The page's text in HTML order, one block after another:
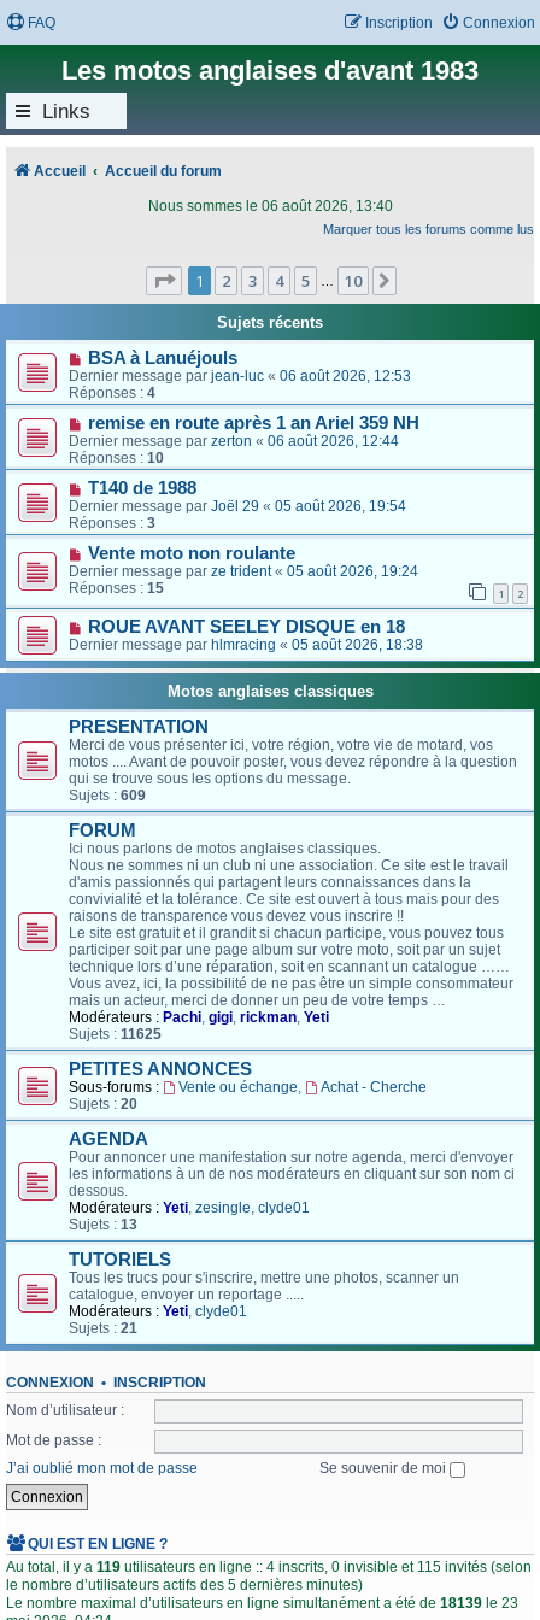
FAQ Connexion
Inscription
Les motos anglaises d'avant 1983
Links
Accueil Accueil du forum
Nous sommes le 06 août 2026, 13:40
Marquer tous les forums comme lus
Page 1sur
1 2 3 4 5 10
Sujets récents
BSA à Lanuéjouls
Dernier message par jean-luc « 06 août 2026, 12:53
Réponses : 4
remise en route après 1 an Ariel 359 NH
Dernier message par zerton « 06 août 2026, 12:44
Réponses : 10
T140 de 1988
Dernier message par Joël 29 « 05 août 2026, 19:54
Réponses : 3
Vente moto non roulante
Dernier message par ze trident« 05 août 2026, 19:24
Réponses : 15 1 2
ROUE AVANT SEELEY DISQUE en 18
Dernier message par hlmracing « 05 août 2026, 18:38
Motos anglaises classiques
PRESENTATION
Merci de vous présenter ici, votre région, votre vie de motard, vos
motos .... Avant de pouvoir poster, vous devez répondre à la question
qui se trouve sous les options du message.
Sujets : 609
FORUM
Ici nous parlons de motos anglaises classiques.
Nous ne sommes ni un club ni une association. Ce site est le travail
d'amis passionnés qui partagent leurs connaissances dans la
convivialité et la tolérance. Ce site est ouvert à tous mais pour des
raisons de transparence vous devez vous inscrire !!
Le site est gratuit et il grandit si chacun participe, vous pouvez tous
participer soit par une page album sur votre moto, soit par un sujet
technique lors d’une réparation, soit en scannant un catalogue ……
Vous avez, ici, la possibilité de ne pas être un simple consommateur
mais un acteur, merci de donner un peu de votre temps …
Modérateurs : Pachi, gigi, rickman, Yeti
Sujets : 11625
PETITES ANNONCES
Sous-forums : Vente ou échange,
Achat - Cherche
Sujets : 20
AGENDA
Pour annoncer une manifestation sur notre agenda, merci d'envoyer
les informations à un de nos modérateurs en cliquant sur son nom ci
dessous.
Modérateurs : Yeti, zesingle, clyde01
Sujets : 13
TUTORIELS
Tous les trucs pour s'inscrire, mettre une photos, scanner un
catalogue, envoyer un reportage .....
Modérateurs : Yeti, clyde01
Sujets : 21
CONNEXION • INSCRIPTION
Nom d’utilisateur :
Mot de passe :
J’ai oublié mon mot de passe
Se souvenir de moi
QUI EST EN LIGNE ?
Au total, il y a 119 utilisateurs en ligne :: 4 inscrits, 0 invisible et 115 invités (selon
le nombre d’utilisateurs actifs des 5 dernières minutes)
Le nombre maximal d’utilisateurs en ligne simultanément a été de 18139 le 23